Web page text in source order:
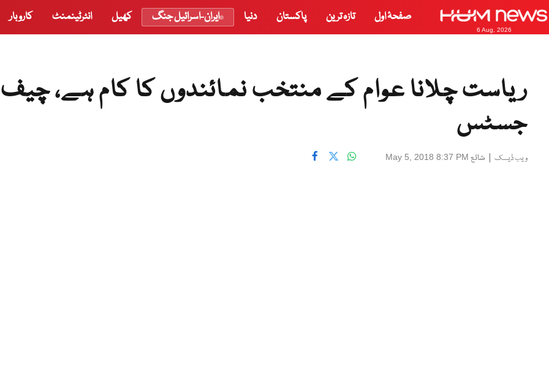
6 Aug, 2026
صفحۂ اول تازہ ترین پاکستان دنیا ایران-اسرائیل جنگ کھیل انٹرٹینمنٹ کاروبار
ریاست چلانا عوام کے منتخب نمائندوں کا کام ہے، چیف
جسٹس
ویب ڈیسک | شائع May 5, 2018 8:37 PM